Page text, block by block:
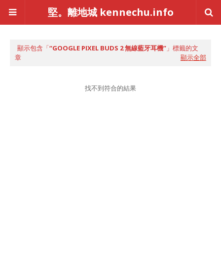
堅。離地城 kennechu.info
顯示包含「 GOOGLE PIXEL BUDS 2 無線藍牙耳機 」標籤的文
章
顯示全部
找不到符合的結果